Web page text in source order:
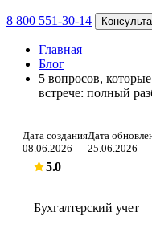
8 800 551-30-14
Главная
Блог
5 вопросов,
встрече: полный
Дата создания
08.06.2026
Дата
25.06.2026
5.0
Бухгалтерский учет